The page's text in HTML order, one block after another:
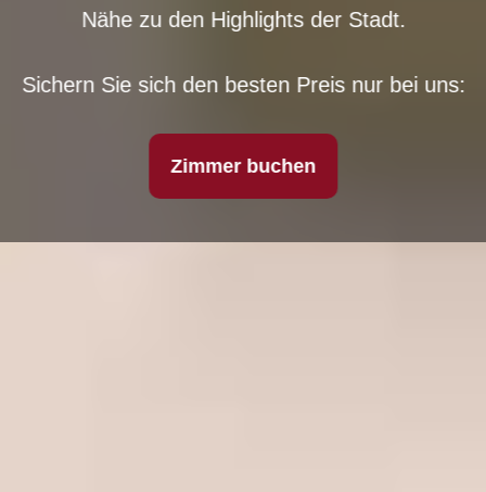
Nähe zu den Highlights der Stadt.
Sichern Sie sich den besten Preis nur bei uns:
Zimmer buchen